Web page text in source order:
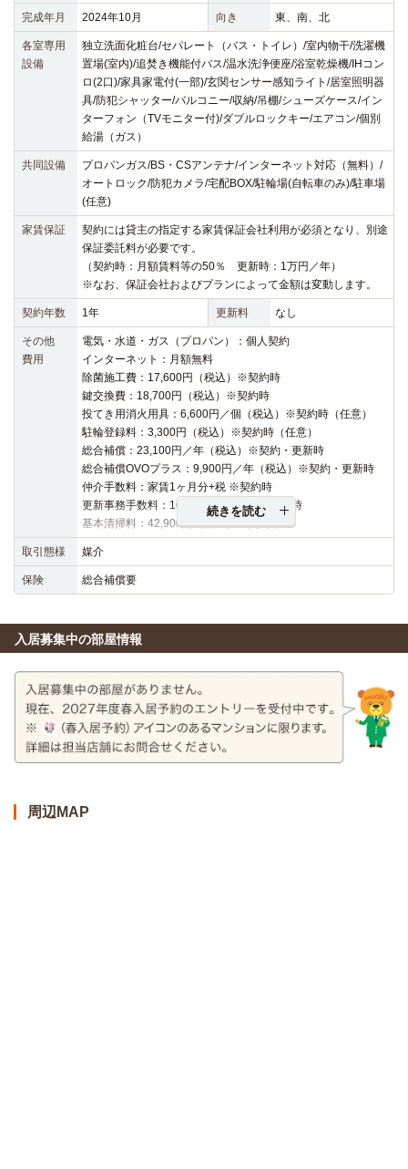
完成年月 2024年10月 向き 東、南、北
各室専用
設備
独立洗面化粧台/セパレート（バス・トイレ）/室内物干/洗濯機
置場(室内)/追焚き機能付バス/温水洗浄便座/浴室乾燥機/IHコン
ロ(2口)/家具家電付(一部)/玄関センサー感知ライト/居室照明器
具/防犯シャッター/バルコニー/収納/吊棚/シューズケース/イン
ターフォン（TVモニター付)/ダブルロックキー/エアコン/個別
給湯（ガス）
共同設備
プロパンガス/BS・CSアンテナ/インターネット対応（無料）/
オートロック/防犯カメラ/宅配BOX/駐輪場(自転車のみ)/駐車場
(任意)
家賃保証
契約には貸主の指定する家賃保証会社利用が必須となり、別途
保証委託料が必要です。
（契約時：月額賃料等の50％ 更新時：1万円／年）
※なお、保証会社およびプランによって金額は変動します。
契約年数 1年 更新料 なし
その他
費用
電気・水道・ガス（プロパン）：個人契約
インターネット：月額無料
除菌施工費：17,600円（税込）※契約時
鍵交換費：18,700円（税込）※契約時
投てき用消火用具：6,600円／個（税込）※契約時（任意）
駐輪登録料：3,300円（税込）※契約時（任意）
総合補償：23,100円／年（税込）※契約・更新時
総合補償OVOプラス：9,900円／年（税込）※契約・更新時
仲介手数料：家賃1ヶ月分+税 ※契約時
更新事務手数料：16,500円（税込）※更新時
基本清掃料：42,900円（税込）※契約時
続きを読む
取引態様 媒介
保険 総合補償要
入居募集中の部屋情報
周辺MAP